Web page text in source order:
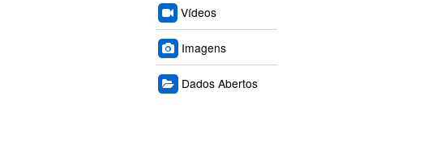
Vídeos
Imagens
Dados Abertos